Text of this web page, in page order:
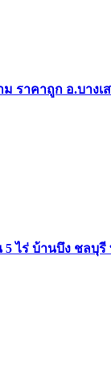
ราคาถูก อ.บางเ
ไร่ บ้านบึง ชลบุรี